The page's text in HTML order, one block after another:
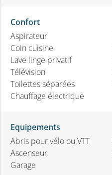
Confort
Aspirateur
Coin cuisine
Lave linge privatif
Télévision
Toilettes séparées
Chauffage électrique
Equipements
Abris pour vélo ou VTT
Ascenseur
Garage